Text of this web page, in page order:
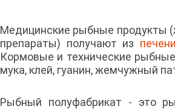
Медицинские рыбные продукты
препараты) получают из
Кормовые и технические
мука, клей, гуанин, жемчужный
Рыбный полуфабрикат - это